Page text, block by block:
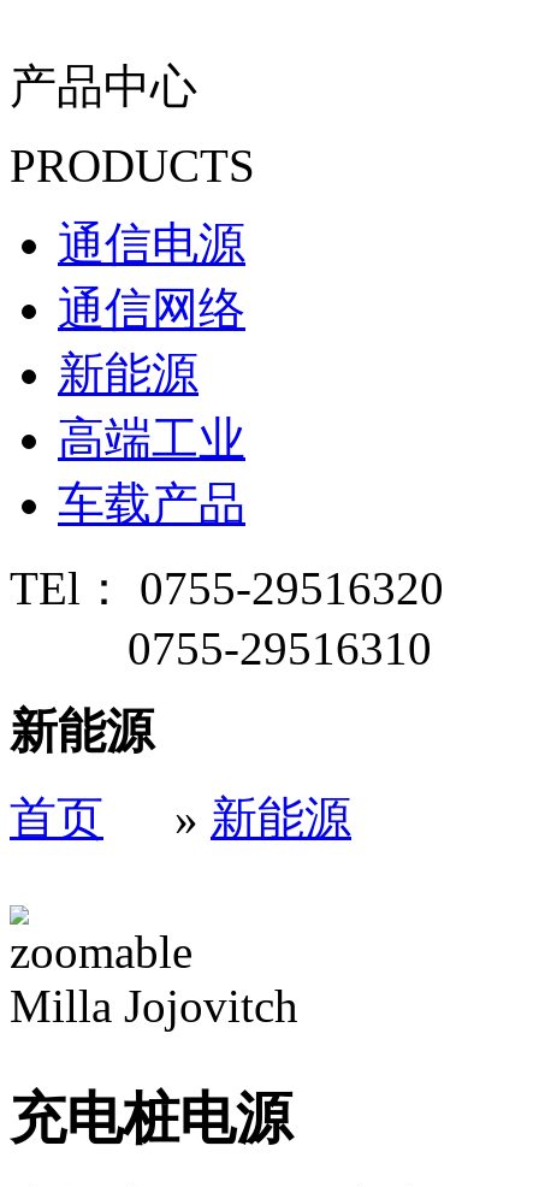
产品中心
PRODUCTS
通信电源
通信网络
新能源
高端工业
车载产品
TEl： 0755-29516320
0755-29516310
新能源
首页 » 新能源
Milla Jojovitch
充电桩电源